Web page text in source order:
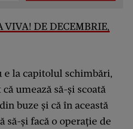
VIVA! DE DECEMBRIE,
e la capitolul schimbări,
umează să-și scoată
buze și că în această
să-și facă o operație de